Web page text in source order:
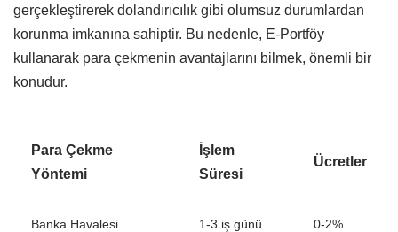
gerçekleştirerek dolandırıcılık gibi olumsuz durumlardan
korunma imkanına sahiptir. Bu nedenle, E-Portföy
kullanarak para çekmenin avantajlarını bilmek, önemli bir
konudur.
Para Çekme
Yöntemi
İşlem
Süresi
Ücretler
Banka Havalesi 1-3 iş günü 0-2%